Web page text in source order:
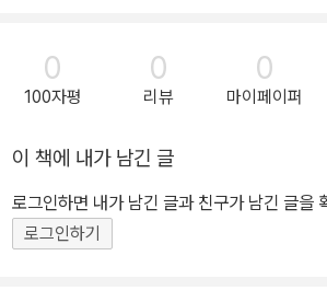
0
100자평
0
리뷰
0
마이페이퍼
이 책에 내가 남긴 글
로그인하면 내가 남긴 글과 친구가 남긴 글을
로그인하기